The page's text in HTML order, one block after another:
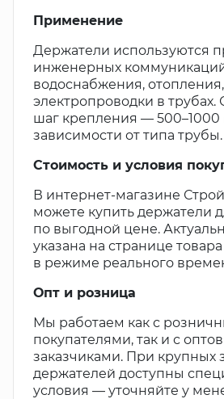
Применение
Держатели используются
инженерных
водоснабжения, отопления,
электропроводки в трубах.
шаг крепления —
зависимости от типа трубы.
Стоимость и условия
В интернет-магазине
можете купить держатели
по выгодной цене.
указана на странице
в режиме реального
Опт и розница
Мы работаем как с
покупателями, так и с
заказчиками. При крупных
держателей доступны
условия — уточняйте у